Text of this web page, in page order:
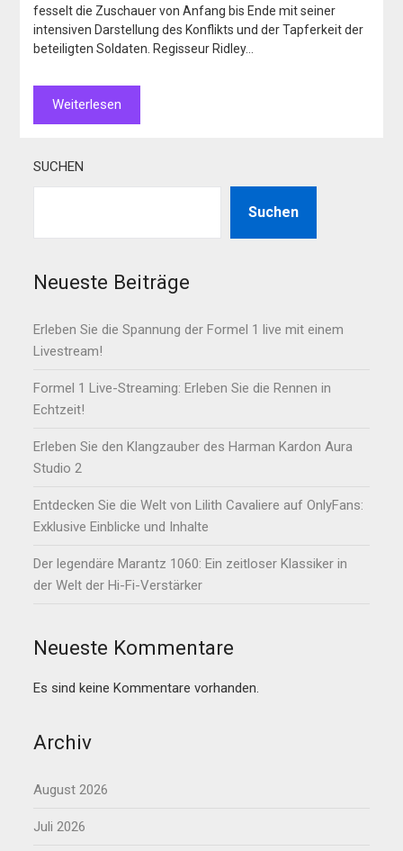
fesselt die Zuschauer von Anfang bis Ende mit seiner
intensiven Darstellung des Konflikts und der Tapferkeit der
beteiligten Soldaten. Regisseur Ridley…
Weiterlesen
SUCHEN
Suchen
Neueste Beiträge
Erleben Sie die Spannung der Formel 1 live mit einem
Livestream!
Formel 1 Live-Streaming: Erleben Sie die Rennen in
Echtzeit!
Erleben Sie den Klangzauber des Harman Kardon Aura
Studio 2
Entdecken Sie die Welt von Lilith Cavaliere auf OnlyFans:
Exklusive Einblicke und Inhalte
Der legendäre Marantz 1060: Ein zeitloser Klassiker in
der Welt der Hi-Fi-Verstärker
Neueste Kommentare
Es sind keine Kommentare vorhanden.
Archiv
August 2026
Juli 2026